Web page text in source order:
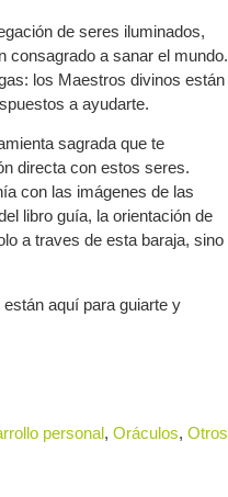
de seres iluminados,
consagrado a sanar el mundo.
los Maestros divinos están
a ayudarte.
sagrada que te
directa con estos seres.
con las imágenes de las
libro guía, la orientación de
a traves de esta baraja, sino
aquí para guiarte y
personal, Oráculos, Otros